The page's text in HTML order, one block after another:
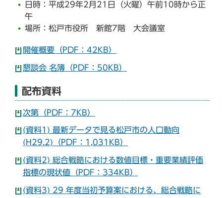
日時：平成29年2月21日（火曜）午前10時から正
午
場所：松戸市役所 新館7階 大会議室
開催概要（PDF：42KB）
懇談会 名簿（PDF：50KB）
配布資料
次第（PDF：7KB）
(資料1) 最新データで見る松戸市の人口動向
(H29.2)（PDF：1,031KB）
(資料2) 総合戦略における数値目標・重要業績評価
指標の現状値（PDF：334KB）
(資料3) 29 年度当初予算案における、総合戦略に